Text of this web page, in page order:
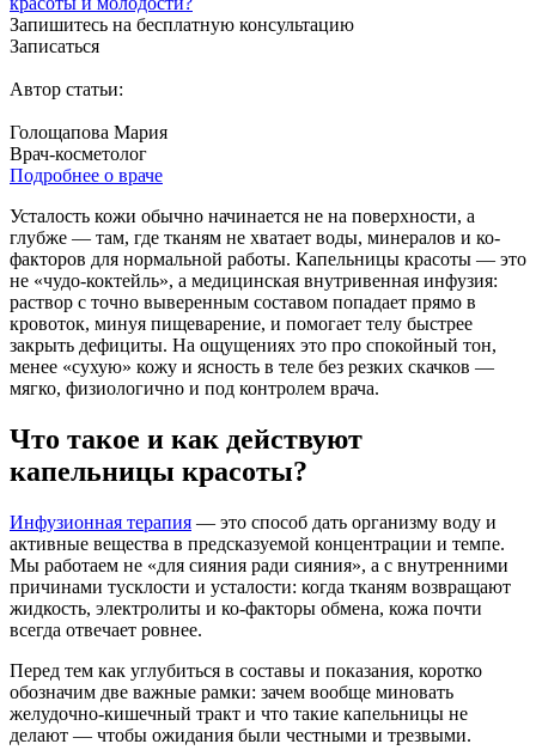
Запишитесь на бесплатную консультацию
Записаться
Автор статьи:
Голощапова Мария
Врач-косметолог
Подробнее о враче
Усталость кожи обычно начинается не на поверхности, а
глубже — там, где тканям не хватает воды, минералов и ко-
факторов для нормальной работы. Капельницы красоты — это
не «чудо-коктейль», а медицинская внутривенная инфузия:
раствор с точно выверенным составом попадает прямо в
кровоток, минуя пищеварение, и помогает телу быстрее
закрыть дефициты. На ощущениях это про спокойный тон,
менее «сухую» кожу и ясность в теле без резких скачков —
мягко, физиологично и под контролем врача.
Что такое и как действуют
капельницы красоты?
Инфузионная терапия — это способ дать организму воду и
активные вещества в предсказуемой концентрации и темпе.
Мы работаем не «для сияния ради сияния», а с внутренними
причинами тусклости и усталости: когда тканям возвращают
жидкость, электролиты и ко-факторы обмена, кожа почти
всегда отвечает ровнее.
Перед тем как углубиться в составы и показания, коротко
обозначим две важные рамки: зачем вообще миновать
желудочно-кишечный тракт и что такие капельницы не
делают — чтобы ожидания были честными и трезвыми.